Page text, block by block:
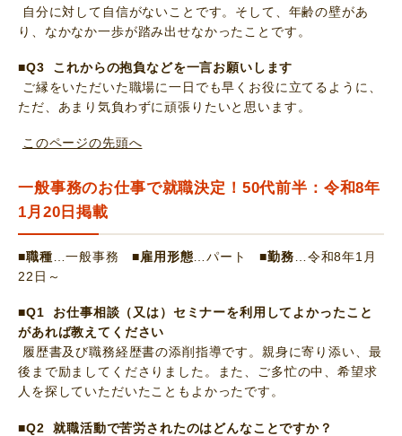
自分に対して自信がないことです。そして、年齢の壁があ
り、なかなか一歩が踏み出せなかったことです。
■Q3 これからの抱負などを一言お願いします
ご縁をいただいた職場に一日でも早くお役に立てるように、
ただ、あまり気負わずに頑張りたいと思います。
このページの先頭へ
一般事務のお仕事で就職決定！50代前半：令和8年
1月20日掲載
■職種 …一般事務■雇用形態 …パート■勤務 …令和8年1月
22日～
■Q1 お仕事相談（又は）セミナーを利用してよかったこと
があれば教えてください
履歴書及び職務経歴書の添削指導です。親身に寄り添い、最
後まで励ましてくださりました。また、ご多忙の中、希望求
人を探していただいたこともよかったです。
■Q2 就職活動で苦労されたのはどんなことですか？